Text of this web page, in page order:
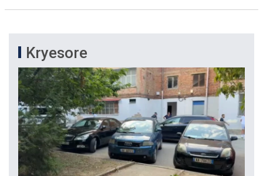
Kryesore